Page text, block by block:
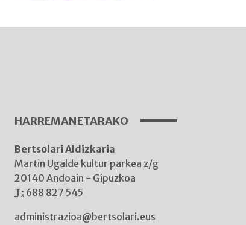
HARREMANETARAKO
Bertsolari Aldizkaria
Martin Ugalde kultur parkea z/g
20140 Andoain - Gipuzkoa
T: 688 827 545
administrazioa@bertsolari.eus